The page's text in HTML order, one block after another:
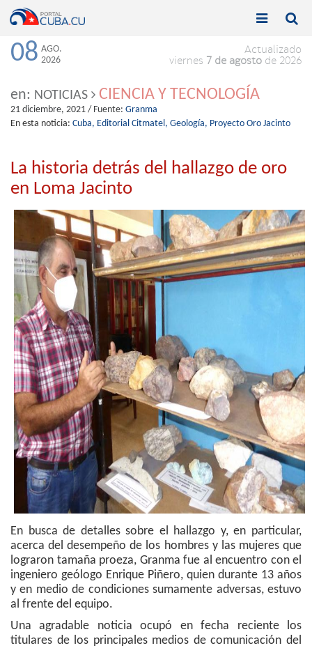
Toggle

Toggle

08 AGO.
2026
Actualizado
viernes 7 de agosto de 2026
en: NOTICIAS CIENCIA Y TECNOLOGÍA
21 diciembre, 2021 / Fuente: Granma
En esta noticia: Cuba, Editorial Citmatel, Geología, Proyecto Oro Jacinto
La historia detrás del hallazgo de oro
en Loma Jacinto
En busca de detalles sobre el hallazgo y, en particular,
acerca del desempeño de los hombres y las mujeres que
lograron tamaña proeza, Granma fue al encuentro con el
ingeniero geólogo Enrique Piñero, quien durante 13 años
y en medio de condiciones sumamente adversas, estuvo
al frente del equipo.
Una agradable noticia ocupó en fecha reciente los
titulares de los principales medios de comunicación del